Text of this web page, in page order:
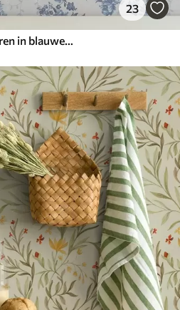
23
Delicate bloemen en bladeren in blauwe en blauwe kleuren op een lichte achtergrond